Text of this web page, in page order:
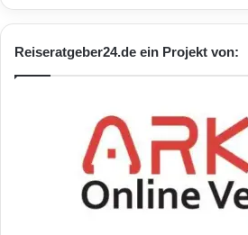
Reiseratgeber24.de ein Projekt von: